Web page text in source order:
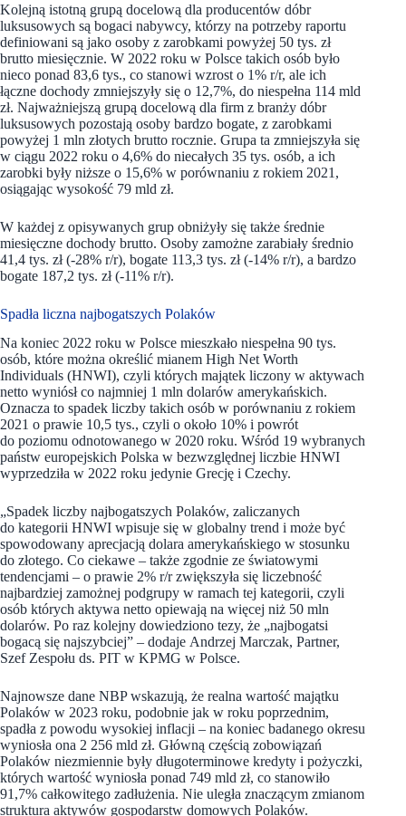
Kolejną istotną grupą docelową dla producentów dóbr
luksusowych są bogaci nabywcy, którzy na potrzeby raportu
definiowani są jako osoby z zarobkami powyżej 50 tys. zł
brutto miesięcznie. W 2022 roku w Polsce takich osób było
nieco ponad 83,6 tys., co stanowi wzrost o 1% r/r, ale ich
łączne dochody zmniejszyły się o 12,7%, do niespełna 114 mld
zł. Najważniejszą grupą docelową dla firm z branży dóbr
luksusowych pozostają osoby bardzo bogate, z zarobkami
powyżej 1 mln złotych brutto rocznie. Grupa ta zmniejszyła się
w ciągu 2022 roku o 4,6% do niecałych 35 tys. osób, a ich
zarobki były niższe o 15,6% w porównaniu z rokiem 2021,
osiągając wysokość 79 mld zł.
W każdej z opisywanych grup obniżyły się także średnie
miesięczne dochody brutto. Osoby zamożne zarabiały średnio
41,4 tys. zł (-28% r/r), bogate 113,3 tys. zł (-14% r/r), a bardzo
bogate 187,2 tys. zł (-11% r/r).
Spadła liczna najbogatszych Polaków
Na koniec 2022 roku w Polsce mieszkało niespełna 90 tys.
osób, które można określić mianem High Net Worth
Individuals (HNWI), czyli których majątek liczony w aktywach
netto wyniósł co najmniej 1 mln dolarów amerykańskich.
Oznacza to spadek liczby takich osób w porównaniu z rokiem
2021 o prawie 10,5 tys., czyli o około 10% i powrót
do poziomu odnotowanego w 2020 roku. Wśród 19 wybranych
państw europejskich Polska w bezwzględnej liczbie HNWI
wyprzedziła w 2022 roku jedynie Grecję i Czechy.
„Spadek liczby najbogatszych Polaków, zaliczanych
do kategorii HNWI wpisuje się w globalny trend i może być
spowodowany aprecjacją dolara amerykańskiego w stosunku
do złotego. Co ciekawe – także zgodnie ze światowymi
tendencjami – o prawie 2% r/r zwiększyła się liczebność
najbardziej zamożnej podgrupy w ramach tej kategorii, czyli
osób których aktywa netto opiewają na więcej niż 50 mln
dolarów. Po raz kolejny dowiedziono tezy, że „najbogatsi
bogacą się najszybciej” – dodaje Andrzej Marczak, Partner,
Szef Zespołu ds. PIT w KPMG w Polsce.
Najnowsze dane NBP wskazują, że realna wartość majątku
Polaków w 2023 roku, podobnie jak w roku poprzednim,
spadła z powodu wysokiej inflacji – na koniec badanego okresu
wyniosła ona 2 256 mld zł. Główną częścią zobowiązań
Polaków niezmiennie były długoterminowe kredyty i pożyczki,
których wartość wyniosła ponad 749 mld zł, co stanowiło
91,7% całkowitego zadłużenia. Nie uległa znaczącym zmianom
struktura aktywów gospodarstw domowych Polaków.